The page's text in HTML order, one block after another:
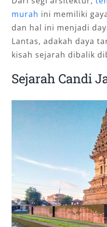
murah ini memiliki
dan hal ini menjadi
Lantas, adakah daya
kisah sejarah dibalik
Sejarah Candi